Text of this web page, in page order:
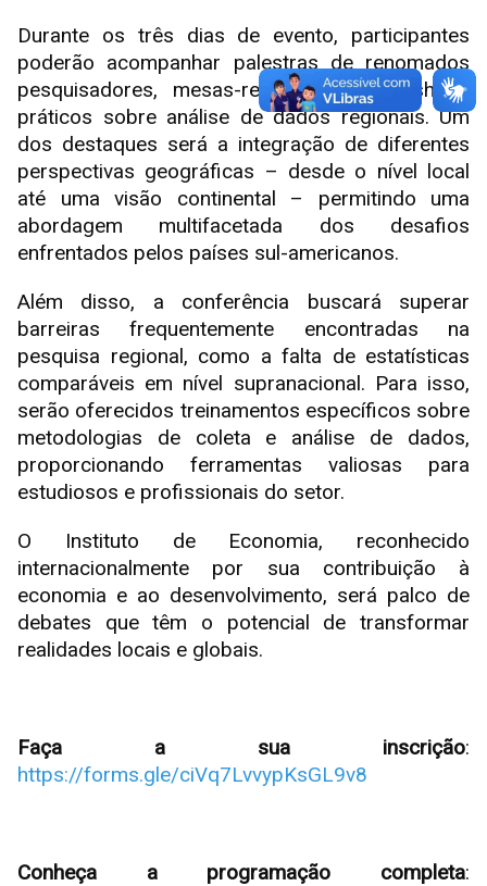
Durante os três dias de evento, participantes
poderão acompanhar palestras de renomados
pesquisadores, mesas-redondas e workshops
práticos sobre análise de dados regionais. Um
dos destaques será a integração de diferentes
perspectivas geográficas – desde o nível local
até uma visão continental – permitindo uma
abordagem multifacetada dos desafios
enfrentados pelos países sul-americanos.
Além disso, a conferência buscará superar
barreiras frequentemente encontradas na
pesquisa regional, como a falta de estatísticas
comparáveis em nível supranacional. Para isso,
serão oferecidos treinamentos específicos sobre
metodologias de coleta e análise de dados,
proporcionando ferramentas valiosas para
estudiosos e profissionais do setor.
O Instituto de Economia, reconhecido
internacionalmente por sua contribuição à
economia e ao desenvolvimento, será palco de
debates que têm o potencial de transformar
realidades locais e globais.
Faça a sua inscrição:
https://forms.gle/ciVq7LvvypKsGL9v8
Conheça a programação completa: